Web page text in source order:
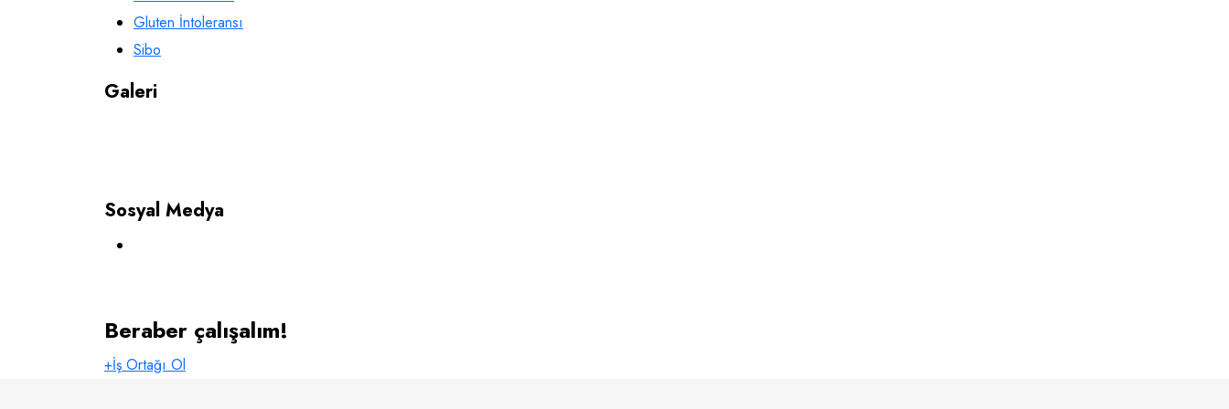
Gluten İntoleransı
Sibo
Galeri
Sosyal Medya
Beraber çalışalım!
+İş Ortağı Ol